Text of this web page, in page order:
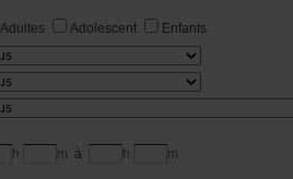
Adultes Adolescent
Enfants
h m à h m